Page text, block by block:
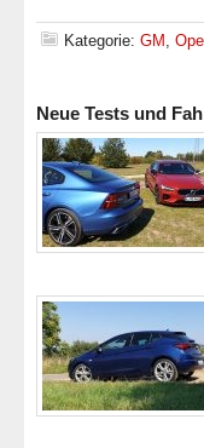
Kategorie: GM , Opel
Neue Tests und